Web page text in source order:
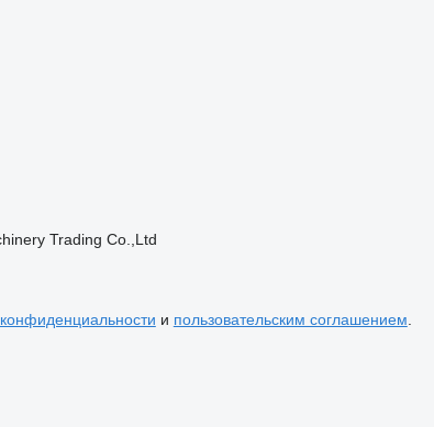
Trading Co.,Ltd
и пользовательским соглашением